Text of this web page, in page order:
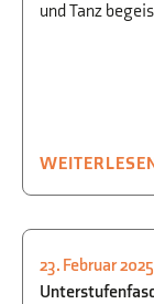
und Tanz
SMV,
23. Februar 2025